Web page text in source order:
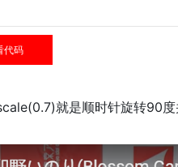
代码
就是顺时针旋转90